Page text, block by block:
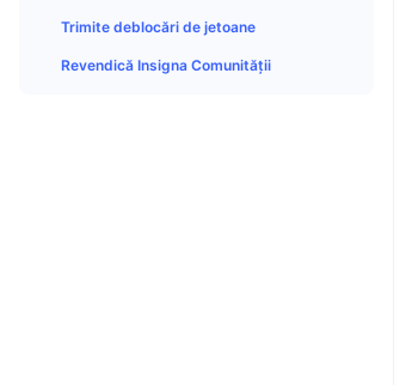
Trimite deblocări de jetoane
Revendică Insigna Comunității